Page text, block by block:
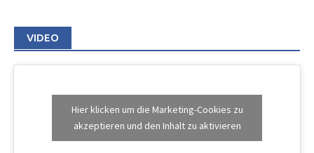
VIDEO
Hier klicken um die Marketing-Cookies zu
akzeptieren und den Inhalt zu aktivieren